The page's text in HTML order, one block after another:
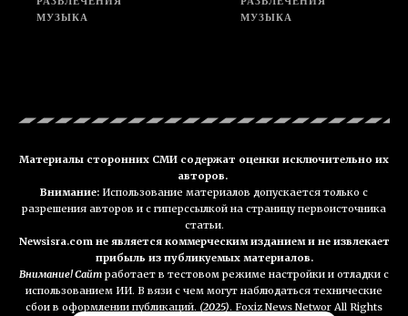
МУЗЫКА
МУЗЫКА
Материалы сторонних СМИ содержат оценки исключительно их
авторов.
Внимание: Использование материалов допускается только с
разрешения авторов и с гиперссылкой на страницу первоисточника
статьи.
Newsisra.com не является коммерческим изданием и не извлекает
прибыль из публикуемых материалов.
Внимание! Сайт работает в тестовом режиме настройки и отладки с
использованием ИИ. В вязи с чем могут наблюдаться технические
сбои в оформлении публикаций. (2025). Foxiz News Networ All Rights